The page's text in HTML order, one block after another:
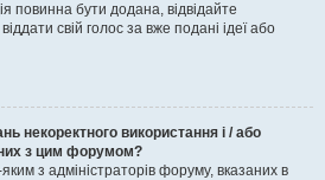
повинна бути додана, відвідайте
свій голос за вже подані ідеї або
некоректного використання і / або
з цим форумом?
з адміністраторів форуму, вказаних в